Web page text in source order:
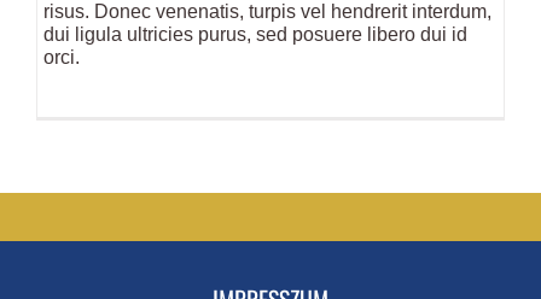
risus. Donec venenatis, turpis vel hendrerit interdum,
dui ligula ultricies purus, sed posuere libero dui id
orci.